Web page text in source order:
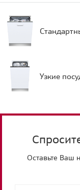
Узкие
Оставьте Ваш